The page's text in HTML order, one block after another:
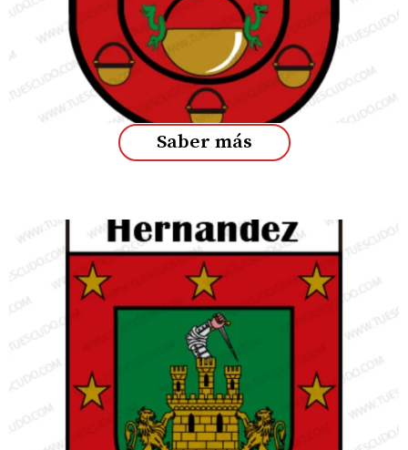
Saber más